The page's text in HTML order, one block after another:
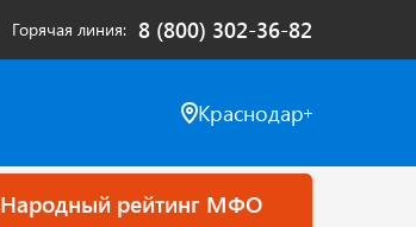
Горячая линия 8 (800) 302-36-82
Краснодар
Народный рейтинг МФО